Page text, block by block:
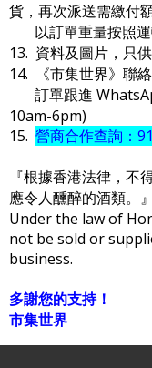
貨，再次派送需繳付
以訂單重量按照運
13. 資料及圖片，只供
14. 《市集世界》聯絡
訂單跟進
10am-6pm)
15. 營商合作查詢：
『根據香港法律，不
應令人醺醉的酒類。』
Under the law of
not be sold or
business.
多謝您的支持！
市集世界